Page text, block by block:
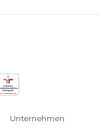
Unternehmen